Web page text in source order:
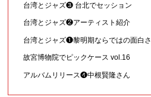
台湾とジャズ❸ 台北でセッション
台湾とジャズ❷アーティスト紹介
台湾とジャズ❶黎明期ならではの面白さ
故宮博物院でピックケース vol.16
アルバムリリース❹中根賢隆さん